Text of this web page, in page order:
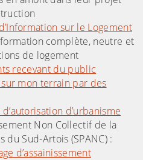
sur le Logement
complète, neutre et
de logement
recevant du public
mon terrain par des
d’urbanisme
Non Collectif de la
du Sud-Artois (SPANC) :
d’assainissement